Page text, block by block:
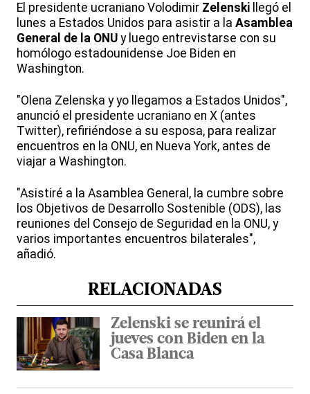
El presidente ucraniano Volodimir Zelenski llegó el
lunes a Estados Unidos para asistir a la Asamblea
General de la ONU y luego entrevistarse con su
homólogo estadounidense Joe Biden en
Washington.
"Olena Zelenska y yo llegamos a Estados Unidos",
anunció el presidente ucraniano en X (antes
Twitter), refiriéndose a su esposa, para realizar
encuentros en la ONU, en Nueva York, antes de
viajar a Washington.
"Asistiré a la Asamblea General, la cumbre sobre
los Objetivos de Desarrollo Sostenible (ODS), las
reuniones del Consejo de Seguridad en la ONU, y
varios importantes encuentros bilaterales",
añadió.
RELACIONADAS
Zelenski se reunirá el
jueves con Biden en la
Casa Blanca